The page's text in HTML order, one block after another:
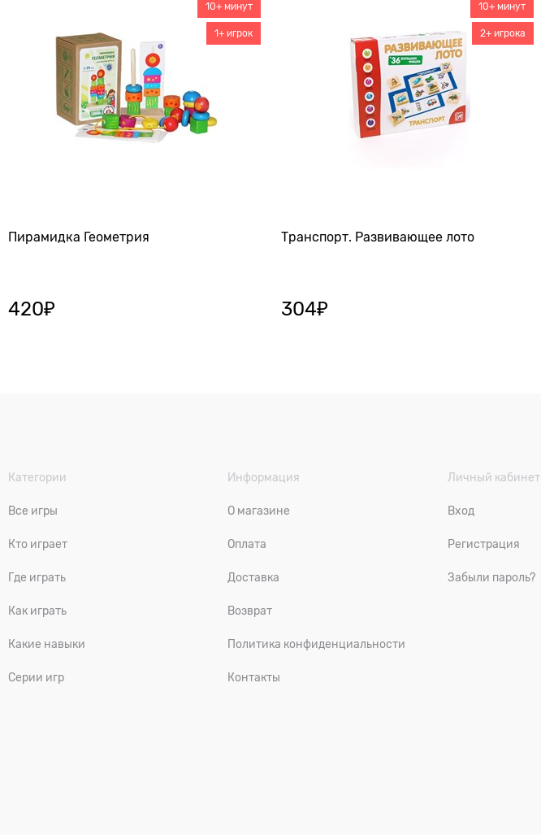
Пирамидка Геометрия
10+ минут
1+ игрок
420₽
Транспорт. Развивающее лото
10+ минут
2+ игрока
304₽
Категории
Все игры
Кто играет
Где играть
Как играть
Какие навыки
Серии игр
Информация
О магазине
Оплата
Доставка
Возврат
Политика конфиденциальности
Контакты
Личный кабинет
Вход
Регистрация
Забыли пароль?